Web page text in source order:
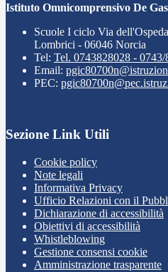
Istituto Omnicomprensivo De
Scuole I ciclo Via
Lombrici - 06046 Norcia
Tel: Tel. 0743828028 - 0743/
Email:
PEC:
Sezione Link Utili
Cookie policy
Note legali
Informativa Privacy
Ufficio Relazioni con il
Dichiarazione di accessibilità
Obiettivi di accessibilità
Whistleblowing
Gestione consensi cookie
Amministrazione trasparente